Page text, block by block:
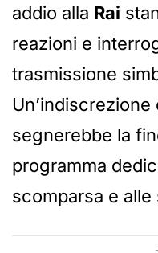
addio alla Rai
reazioni e
trasmissione
segnerebbe la
programma
scomparsa e